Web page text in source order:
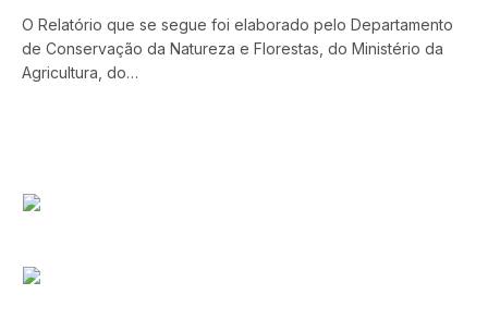
O Relatório que se segue foi elaborado pelo Departamento
de Conservação da Natureza e Florestas, do Ministério da
Agricultura, do…